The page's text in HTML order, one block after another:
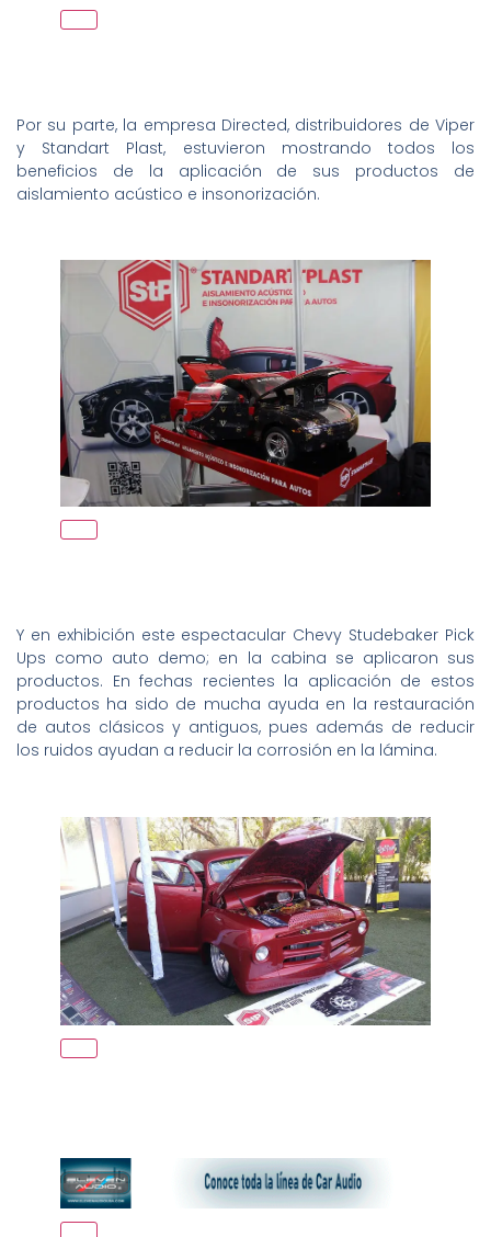
Por su parte, la empresa Directed, distribuidores de Viper
y Standart Plast, estuvieron mostrando todos los
beneficios de la aplicación de sus productos de
aislamiento acústico e insonorización.
Y en exhibición este espectacular Chevy Studebaker Pick
Ups como auto demo; en la cabina se aplicaron sus
productos. En fechas recientes la aplicación de estos
productos ha sido de mucha ayuda en la restauración
de autos clásicos y antiguos, pues además de reducir
los ruidos ayudan a reducir la corrosión en la lámina.